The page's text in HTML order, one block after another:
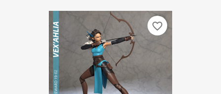
favorite_border